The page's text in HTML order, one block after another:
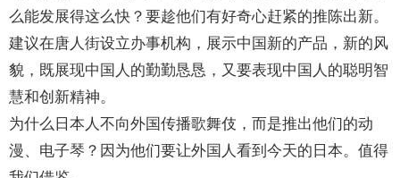
么能发展得这么快？要趁他们有好奇心赶紧的推陈出新。
建议在唐人街设立办事机构，展示中国新的产品，新的风
貌，既展现中国人的勤勤恳恳，又要表现中国人的聪明智
慧和创新精神。
为什么日本人不向外国传播歌舞伎，而是推出他们的动
漫、电子琴？因为他们要让外国人看到今天的日本。值得